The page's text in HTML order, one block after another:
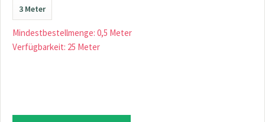
3 Meter
Mindestbestellmenge: 0,5 Meter
Verfügbarkeit: 25 Meter